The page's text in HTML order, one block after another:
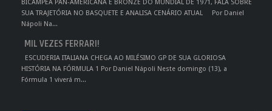
BICAMPEÃ PAN-AMERICANA E BRONZE DO MUNDIAL DE 1971, FALA SOBRE
SUA TRAJETÓRIA NO BASQUETE E ANALISA CENÁRIO ATUAL Por Daniel
Nápoli Na...
MIL VEZES FERRARI!
ESCUDERIA ITALIANA CHEGA AO MILÉSIMO GP DE SUA GLORIOSA
HISTÓRIA NA FÓRMULA 1 Por Daniel Nápoli Neste domingo (13), a
Fórmula 1 viverá m...